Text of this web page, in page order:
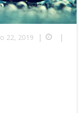
22, 2019 | |